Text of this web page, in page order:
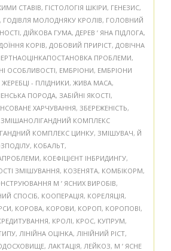
СТАВІВ, ГІСТОЛОГІЯ ШКІРИ, ГЕНЕЗИС,
, ГОДІВЛЯ МОЛОДНЯКУ КРОЛІВ, ГОЛОВНИЙ
, ДІЙКОВА ГУМА, ДЕРЕВ ’ ЯНА ПІДЛОГА,
ДОЇННЯ КОРІВ, ДОБОВИЙ ПРИРІСТ, ДОВІЧНА
ПРОБЛЕМИ,
ОСОБЛИВОСТІ, ЕМБРІОНИ, ЕМБРІОНИ
ЖЕРЕБЦІ - ПЛІДНИКИ, ЖИВА МАСА,
ПОРОДА, ЗАБІЙНІ ЯКОСТІ,
ХАРЧУВАННЯ, ЗБЕРЕЖЕНІСТЬ,
ЗМІШАНОЛІГАНДНИЙ КОМПЛЕКС
КОМПЛЕКС ЦИНКУ, ЗМІШУВАЧ, Й
, КОБАЛЬТ,
, КОЕФІЦІЄНТ ІНБРИДИНГУ,
ЗМІШУВАННЯ, КОЗЕНЯТА, КОМБІКОРМ,
М ’ ЯСНИХ ВИРОБІВ,
СПОСІБ, КООПЕРАЦІЯ, КОРЕЛЯЦІЯ,
, КОРОВА, КОРОВИ, КОРОП, КОРОПОВІ,
, КРОЛІ, КРОС, КУПРУМ,
, ЛІНІЙНА ОЦІНКА, ЛІНІЙНИЙ РІСТ,
, ЛАКТАЦІЯ, ЛЕЙКОЗ, М ’ ЯСНЕ